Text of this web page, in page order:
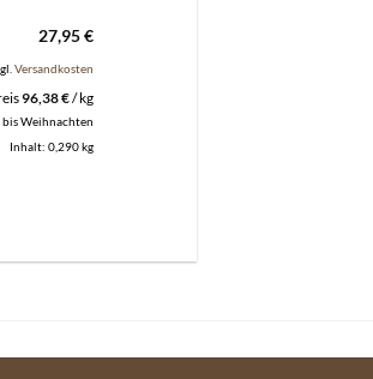
27,95€
Versandkosten
96,38€/kg
bis Weihnachten
Inhalt: 0,290kg